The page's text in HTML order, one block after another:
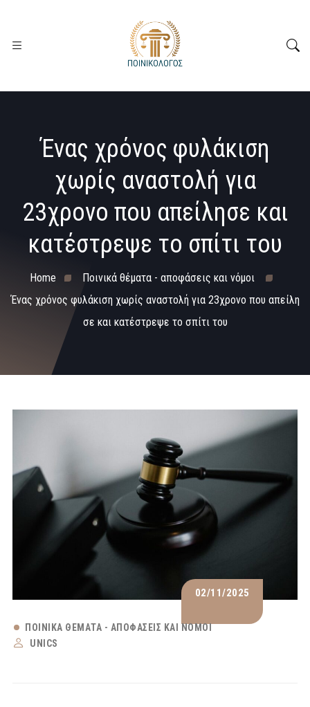
Ένας χρόνος φυλάκιση
χωρίς αναστολή για
23χρονο που απείλησε και
κατέστρεψε το σπίτι του
Home
Ποινικά θέματα - αποφάσεις και νόμοι
Ένας χρόνος φυλάκιση χωρίς αναστολή για 23χρονο που απείλη
σε και κατέστρεψε το σπίτι του
02/11/2025
ΠΟΙΝΙΚΆ ΘΈΜΑΤΑ - ΑΠΟΦΆΣΕΙΣ ΚΑΙ ΝΌΜΟΙ
UNICS